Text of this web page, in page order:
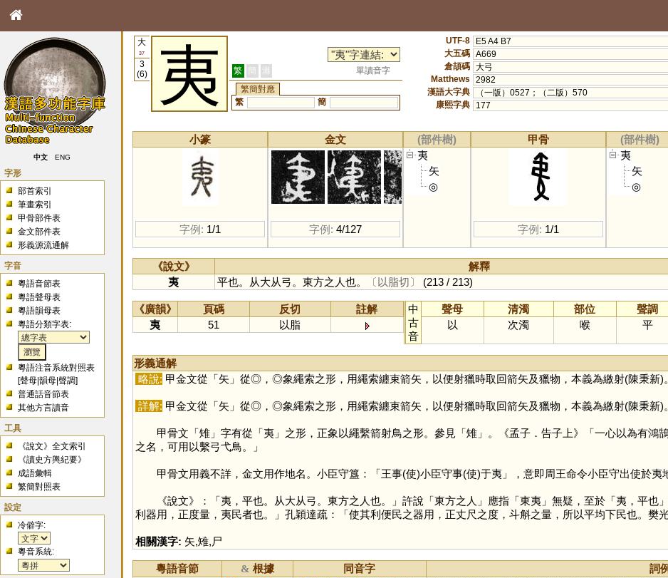
中文 ENG
字形
部首索引
筆畫索引
甲骨部件表
金文部件表
形義源流通解
字音
粵語音節表
粵語聲母表
粵語韻母表
粵語分類字表:
粵語注音系統對照表
[聲母 |韻母 |聲調]
普通話音節表
其他方言讀音
工具
《說文》全文索引
《讀史方輿紀要》
成語彙輯
繁簡對照表
設定
冷僻字:
粵音系統:
大
37
3
(6)
夷 繁 簡 港
單讀音字
繁簡對應
繁
簡
UTF-8
E5 A4 B7
大五碼 A669
倉頡碼 大弓
Matthews
2982
漢語大字典
（一版）0527；（二版）570
康熙字典
177
小篆
字例: 1/1
金文
字例: 4/127
(部件樹)
夷
矢
◎
甲骨
字例: 1/1
(部件樹)
夷
矢
◎
《說文》 解釋
夷
平也。从大从弓。東方之人也。 〔以脂切〕 (213 / 213)
《廣韻》 頁碼 反切
註解
夷
51 以脂
中
古
音
聲母 清濁 部位 聲調
以
次濁 喉 平
形義通解
略說: 甲金文從「矢 」從◎，◎象繩索之形，用繩索纏束箭矢，以便射獵時取回箭矢及獵物，本義為繳射(陳秉新)。
詳解: 甲金文從「矢 」從◎，◎象繩索之形，用繩索纏束箭矢，以便射獵時取回箭矢及獵物，本義為繳射(陳秉新)。
甲骨文「雉」字有從「夷」之形，正象以繩繫箭射鳥之形。參見「雉」。《孟子．告子上》「一心以為有鴻
之名，可用以繫弓弋鳥。」
甲骨文用義不詳，金文用作地名。小臣守簋：「王事(使)小臣守事(使)于夷」，意即周王命令小臣守出使於夷
《說文》：「夷，平也。从大从弓。東方之人也。」許說「東方之人」應指「東夷」無疑，至於「夷，平也
利器用，正度量，夷民者也。」孔穎達疏：「使其利便民之器用，正丈尺之度，斗斛之量，所以平均下民也。樊
相關漢字: 矢,雉,尸
粵語音節 & 根據 同音字 詞